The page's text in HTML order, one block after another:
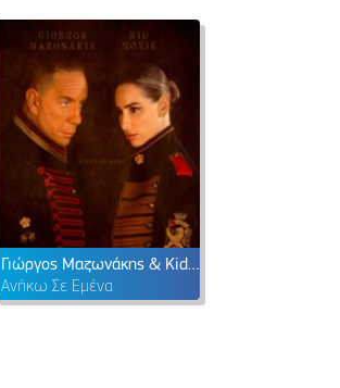
Γιώργος Μαζωνάκης & Kid Moxie
Ανήκω Σε Εμένα